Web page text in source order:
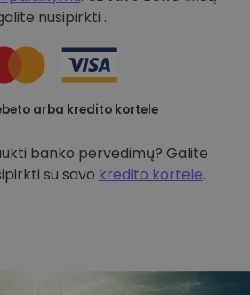
nusipirkti .
arba kredito kortele
banko pervedimų? Galite
su savo kredito kortele.